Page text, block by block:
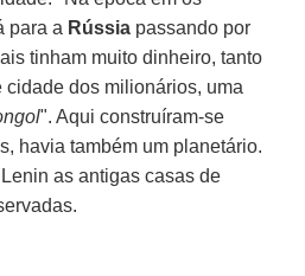
para a Rússia passando por
tinham muito dinheiro, tanto
cidade dos milionários, uma
". Aqui construíram-se
havia também um planetário.
as antigas casas de